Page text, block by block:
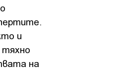
и
тяхно
на